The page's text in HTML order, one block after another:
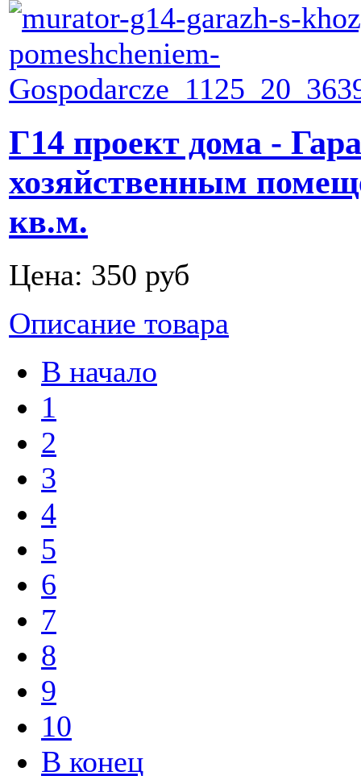
Г14 проект дома -
хозяйственным
кв.м.
Цена: 350 руб
Описание товара
В начало
1
2
3
4
5
6
7
8
9
10
В конец